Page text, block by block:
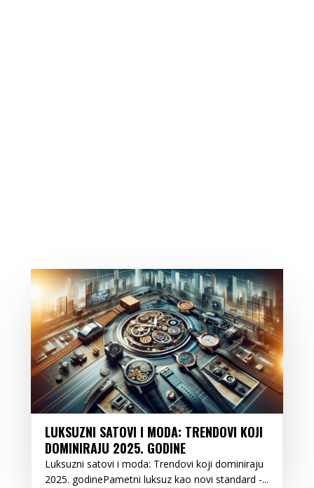
LUKSUZNI SATOVI I MODA: TRENDOVI KOJI
DOMINIRAJU 2025. GODINE
Luksuzni satovi i moda: Trendovi koji dominiraju
2025. godinePametni luksuz kao novi standard -...